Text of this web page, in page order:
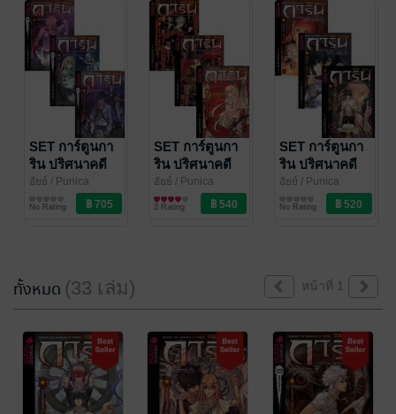
SET การ์ตูนกา
ริน ปริศนาคดี
อาถรรพ์ (เซ็ต
คดีที่ 13 - 15)
(รวม 9 ปก)
อัยย์ / Punica
การ์ตูนทั่วไป
No Rating
SET การ์ตูนกา
ริน ปริศนาคดี
อาถรรพ์ (เซ็ต
คดีที่ 10 - 12)
(รวม 8 ปก)
อัยย์ / Punica
Comic
การ์ตูนทั่วไป
2 Rating
SET การ์ตูนกา
ริน ปริศนาคดี
อาถรรพ์ (เซ็ต
คดีที่ 7 - 9) (รวม
อัยย์ / Punica
การ์ตูนทั่วไป
No Rating
ทั้งหมด (33 เล่ม) หน้าที่ 1